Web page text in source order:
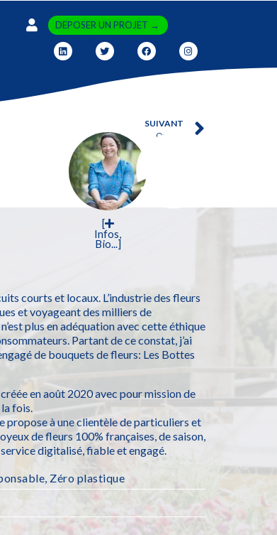
DEPOSER UN PROJET →
SUIVANT
Opopop
[
Infos,
Bio...]
courts et locaux. L’industrie des fleurs
et voyageant des milliers de
plus en adéquation avec cette éthique
Partant de ce constat, j’ai
de bouquets de fleurs: Les Bottes
en août 2020 avec pour mission de
fois.
propose à une clientèle de particuliers et
de fleurs 100% françaises, de saison,
digitalisé, fiable et engagé.
, Zéro plastique